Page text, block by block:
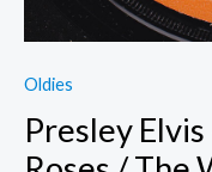
Oldies
Presley